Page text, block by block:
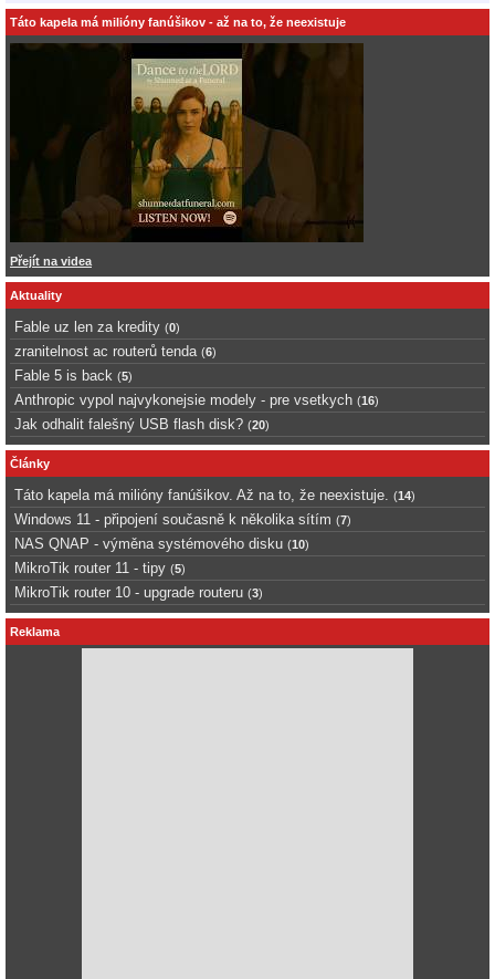
Táto kapela má milióny fanúšikov - až na to, že neexistuje
Přejít na videa
Aktuality
Fable uz len za kredity (0)
zranitelnost ac routerů tenda (6)
Fable 5 is back (5)
Anthropic vypol najvykonejsie modely - pre vsetkych (16)
Jak odhalit falešný USB flash disk? (20)
Články
Táto kapela má milióny fanúšikov. Až na to, že neexistuje. (14)
Windows 11 - připojení současně k několika sítím (7)
NAS QNAP - výměna systémového disku (10)
MikroTik router 11 - tipy (5)
MikroTik router 10 - upgrade routeru (3)
Reklama